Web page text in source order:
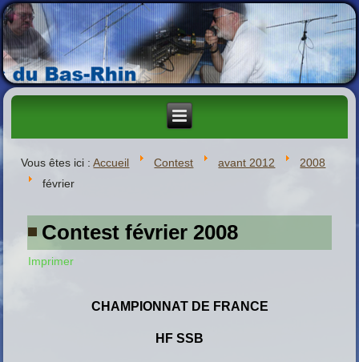
Vous êtes ici :Accueil Contest avant 2012
2008
février
Contest février 2008
Imprimer
CHAMPIONNAT DE FRANCE
HF SSB